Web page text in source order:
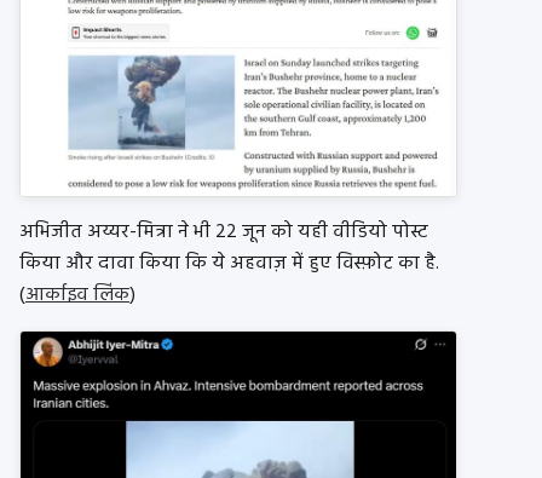
अभिजीत अय्यर-मित्रा ने भी 22 जून को यही वीडियो पोस्ट
किया और दावा किया कि ये अहवाज़ में हुए विस्फ़ोट का है.
(आर्काइव लिंक)